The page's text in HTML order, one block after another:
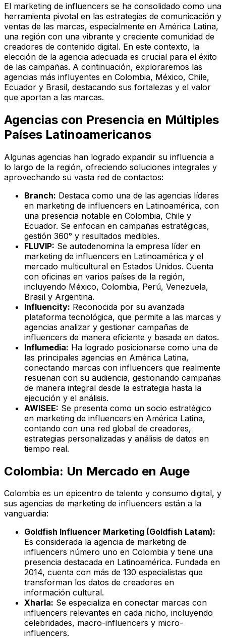
El marketing de influencers se ha consolidado como una
herramienta pivotal en las estrategias de comunicación y
ventas de las marcas, especialmente en América Latina,
una región con una vibrante y creciente comunidad de
creadores de contenido digital. En este contexto, la
elección de la agencia adecuada es crucial para el éxito
de las campañas. A continuación, exploraremos las
agencias más influyentes en Colombia, México, Chile,
Ecuador y Brasil, destacando sus fortalezas y el valor
que aportan a las marcas.
Agencias con Presencia en Múltiples
Países Latinoamericanos
Algunas agencias han logrado expandir su influencia a
lo largo de la región, ofreciendo soluciones integrales y
aprovechando su vasta red de contactos:
Branch: Destaca como una de las agencias líderes
en marketing de influencers en Latinoamérica, con
una presencia notable en Colombia, Chile y
Ecuador. Se enfocan en campañas estratégicas,
gestión 360° y resultados medibles.
FLUVIP: Se autodenomina la empresa líder en
marketing de influencers en Latinoamérica y el
mercado multicultural en Estados Unidos. Cuenta
con oficinas en varios países de la región,
incluyendo México, Colombia, Perú, Venezuela,
Brasil y Argentina.
Influencity: Reconocida por su avanzada
plataforma tecnológica, que permite a las marcas y
agencias analizar y gestionar campañas de
influencers de manera eficiente y basada en datos.
Influmedia: Ha logrado posicionarse como una de
las principales agencias en América Latina,
conectando marcas con influencers que realmente
resuenan con su audiencia, gestionando campañas
de manera integral desde la estrategia hasta la
ejecución y el análisis.
AWISEE: Se presenta como un socio estratégico
en marketing de influencers en América Latina,
contando con una red global de creadores,
estrategias personalizadas y análisis de datos en
tiempo real.
Colombia: Un Mercado en Auge
Colombia es un epicentro de talento y consumo digital, y
sus agencias de marketing de influencers están a la
vanguardia:
Goldfish Influencer Marketing (Goldfish Latam):
Es considerada la agencia de marketing de
influencers número uno en Colombia y tiene una
presencia destacada en Latinoamérica. Fundada en
2014, cuenta con más de 130 especialistas que
transforman los datos de creadores en
información cultural.
Xharla: Se especializa en conectar marcas con
influencers relevantes en cada nicho, incluyendo
celebridades, macro-influencers y micro-
influencers.